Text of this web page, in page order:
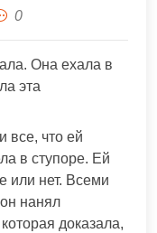
0
Она ехала в
эта
все, что ей
в ступоре. Ей
или нет. Всеми
нанял
доказала,